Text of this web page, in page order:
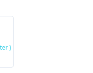
)